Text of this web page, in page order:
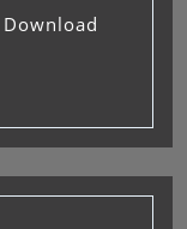
Download